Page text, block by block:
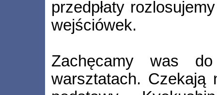
przedpłaty
wejściówek.
Zachęcamy was
warsztatach. Czekają